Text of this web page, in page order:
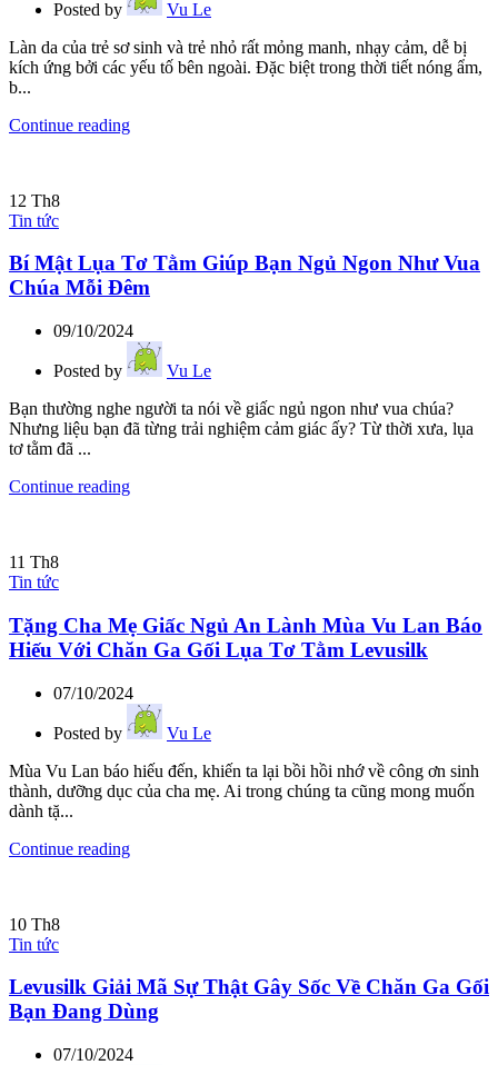
Posted by
Vu Le
Làn da của trẻ sơ sinh và trẻ nhỏ rất mỏng manh, nhạy cảm, dễ bị
kích ứng bởi các yếu tố bên ngoài. Đặc biệt trong thời tiết nóng ẩm,
b...
Continue reading
12 Th8
Tin tức
Bí Mật Lụa Tơ Tằm Giúp Bạn Ngủ Ngon Như Vua
Chúa Mỗi Đêm
09/10/2024
Posted by
Vu Le
Bạn thường nghe người ta nói về giấc ngủ ngon như vua chúa?
Nhưng liệu bạn đã từng trải nghiệm cảm giác ấy? Từ thời xưa, lụa
tơ tằm đã ...
Continue reading
11 Th8
Tin tức
Tặng Cha Mẹ Giấc Ngủ An Lành Mùa Vu Lan Báo
Hiếu Với Chăn Ga Gối Lụa Tơ Tằm Levusilk
07/10/2024
Posted by
Vu Le
Mùa Vu Lan báo hiếu đến, khiến ta lại bồi hồi nhớ về công ơn sinh
thành, dưỡng dục của cha mẹ. Ai trong chúng ta cũng mong muốn
dành tặ...
Continue reading
10 Th8
Tin tức
Levusilk Giải Mã Sự Thật Gây Sốc Về Chăn Ga Gối
Bạn Đang Dùng
07/10/2024